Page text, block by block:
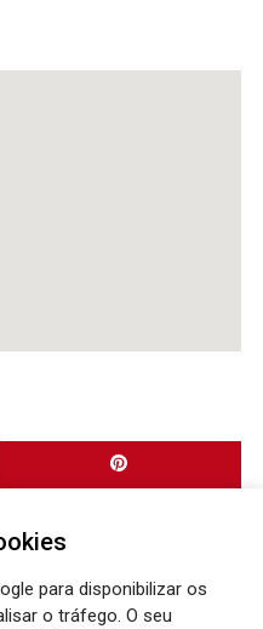
para disponibilizar os
o tráfego. O seu